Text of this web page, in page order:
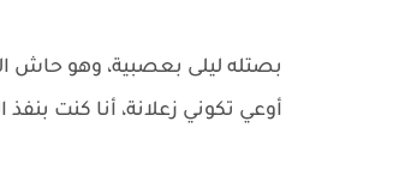
بصتله ليلى بعصبية، وهو حاش
أوعي تكوني زعلانة، أنا كنت